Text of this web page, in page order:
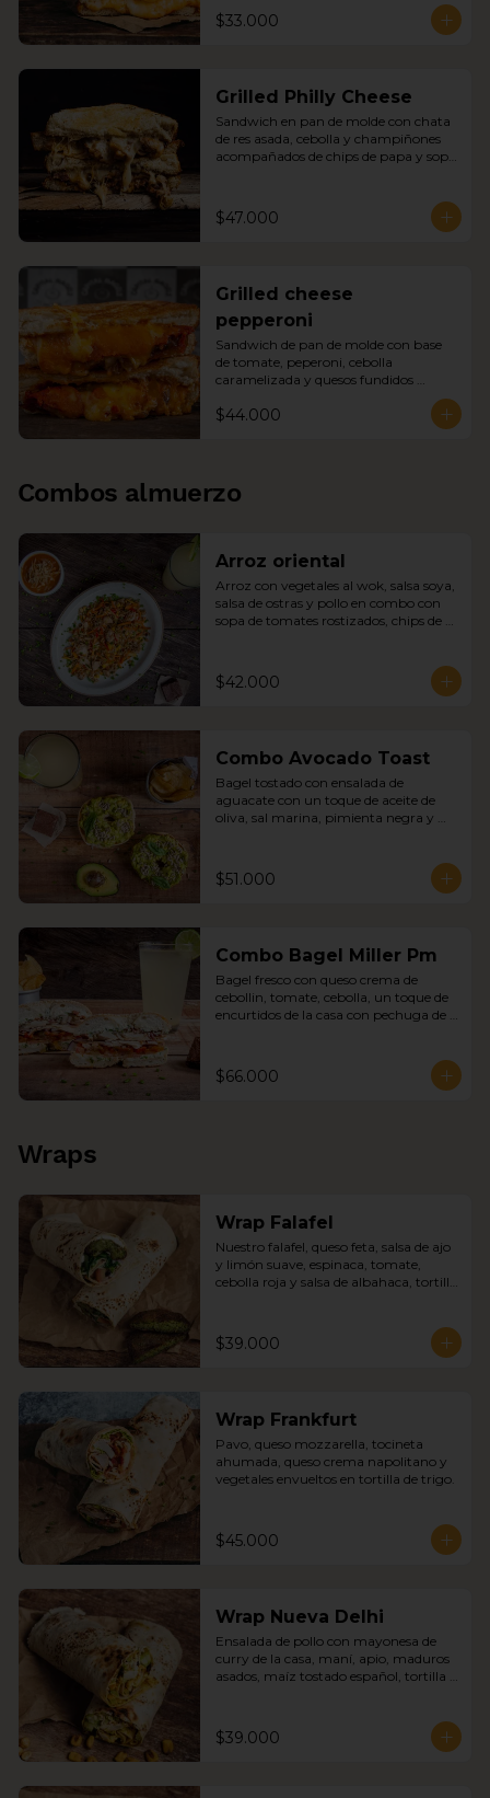
$33.000
Grilled Philly Cheese
Sandwich en pan de molde con chata
de res asada, cebolla y champiñones
acompañados de chips de papa y sopa
$47.000
Grilled cheese
pepperoni
Sandwich de pan de molde con base
de tomate, peperoni, cebolla
caramelizada y quesos fundidos
acompañado de chips de papa y sopa
del día
$44.000
Combos almuerzo
Arroz oriental
Arroz con vegetales al wok, salsa soya,
salsa de ostras y pollo en combo con
sopa de tomates rostizados, chips de
$42.000
Combo Avocado Toast
Bagel tostado con ensalada de
aguacate con un toque de aceite de
oliva, sal marina, pimienta negra y
$51.000
Combo Bagel Miller Pm
Bagel fresco con queso crema de
cebollin, tomate, cebolla, un toque de
encurtidos de la casa con pechuga de
$66.000
Wraps
Wrap Falafel
Nuestro falafel, queso feta, salsa de ajo
y limón suave, espinaca, tomate,
cebolla roja y salsa de albahaca, tortilla
$39.000
Wrap Frankfurt
Pavo, queso mozzarella, tocineta
ahumada, queso crema napolitano y
vegetales envueltos en tortilla de trigo.
$45.000
Wrap Nueva Delhi
Ensalada de pollo con mayonesa de
curry de la casa, maní, apio, maduros
asados, maíz tostado español, tortilla
$39.000